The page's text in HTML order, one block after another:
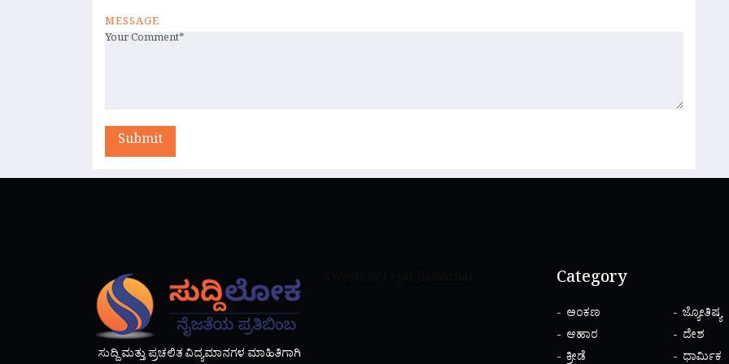
MESSAGE
Submit
ಸುದ್ದಿ ಮತ್ತು ಪ್ರಚಲಿತ ವಿದ್ಯಮಾನಗಳ ಮಾಹಿತಿಗಾಗಿ
Category
ಅಂಕಣ
ಆಹಾರ
ಕ್ರೀಡೆ
ಜ್ಯೋತಿಷ್ಯ
ದೇಶ
ಧಾರ್ಮಿಕ